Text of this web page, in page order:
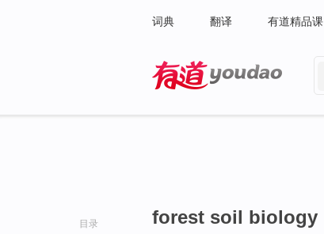
词典 翻译 有道精品课
目录 forest soil biology